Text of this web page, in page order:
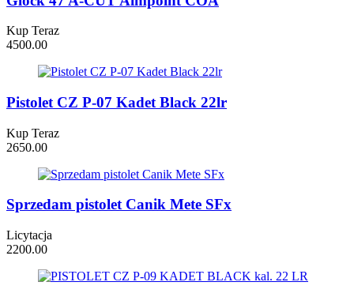
Kup Teraz
4500.00
Pistolet CZ P-07 Kadet Black 22lr
Kup Teraz
2650.00
Sprzedam pistolet Canik Mete SFx
Licytacja
2200.00